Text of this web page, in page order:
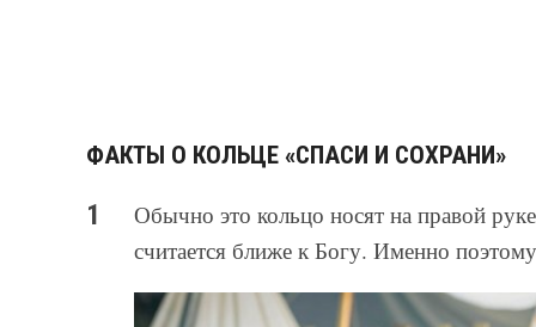
ФАКТЫ О КОЛЬЦЕ «СПАСИ И СОХРАНИ»
Обычно это кольцо носят на правой
считается ближе к Богу. Именно